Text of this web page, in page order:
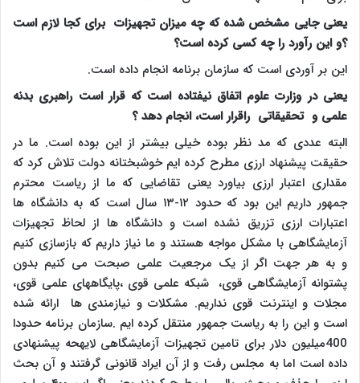
یعنی جایی مشخص شده که چه میزان تجهیزات برای کجا لازم است
؟و این رآورد را چه کسی کرده است؟
این بر آوردی است که سازمان برنامه انجام داده است.
یعنی در وزارت علوم اتفاق نیفتاده است که قرار است راهبری بدنه
علمی و تحقیقاتی راقرار است، انجام دهد ؟
البته عددی که مد نظر بوده خیلی بیشتر از این بوده است. ما در
حقیقت پیشنهاد ارزی مطرح کرده ایم خوشبختانه دولت تلاش کرد که
مقداری اعتبار ارزی بیاورد یعنی تقاضایی که ما از ریاست محترم
جمهور داریم این بود که حدود ۱۲-۱۳ سال است که به دانشگاه ها
اعتبارات ارزی تزریق نشده است و دانشگاه ها از لحاظ تجهیزات
آزمایشگاهی با مشکل مواجه هستند و ما نیاز داریم که بازسازی کنیم
و به هر جهت اگر از یک مرجعیت علمی صبحت می کنیم بدون
پشتوانه آزمایشگاهی قوی، شبکه علمی قوی ،پایگاههای علمی قوی،
مجلات و اینترنت قوی نداریم. مشکلات و نیازمندی ها ارائه شده
است و این را به ریاست جمهور منتقل کرده ایم .سازمان برنامه حدودا
400میلیون دلار برای تامین تجهیزات آزمایشگاهی لایهحه پیشنهادی
داده است اما به مجلس رفت و از آن ایراد قانونی گرفتند و آن بحث